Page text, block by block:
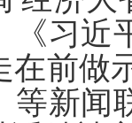
《习近
在前做
等新闻